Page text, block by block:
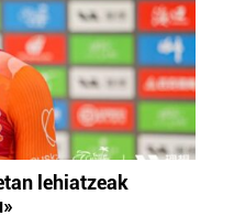
lehiatzeak